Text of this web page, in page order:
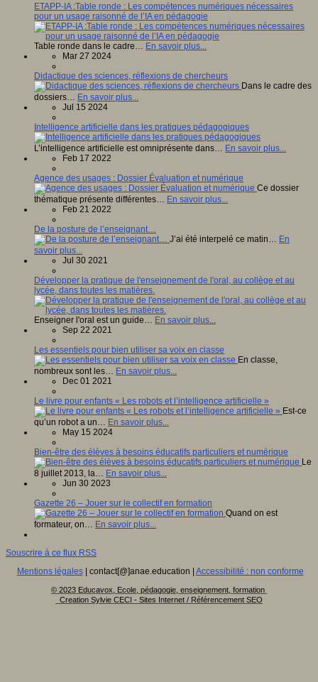
ETAPP-IA :Table ronde : Les compétences numériques nécessaires
pour un usage raisonné de l’IA en pédagogie
Table ronde dans le cadre… En savoir plus...
Mar 27 2024
Didactique des sciences, réflexions de chercheurs
Dans le cadre des
dossiers… En savoir plus...
Jul 15 2024
Intelligence artificielle dans les pratiques pédagogiques
L’intelligence artificielle est omniprésente dans… En savoir plus...
Feb 17 2022
Agence des usages : Dossier Évaluation et numérique
Ce dossier
thématique présente différentes… En savoir plus...
Feb 21 2022
De la posture de l’enseignant…
J’ai été interpelé ce matin… En
savoir plus...
Jul 30 2021
Développer la pratique de l'enseignement de l'oral, au collège et au
lycée, dans toutes les matières.
Enseigner l'oral est un guide… En savoir plus...
Sep 22 2021
Les essentiels pour bien utiliser sa voix en classe
En classe,
nombreux sont les… En savoir plus...
Dec 01 2021
Le livre pour enfants « Les robots et l’intelligence artificielle »
Est-ce
qu’un robot a un… En savoir plus...
May 15 2024
Bien-être des élèves à besoins éducatifs particuliers et numérique
Le
8 juillet 2013, la… En savoir plus...
Jun 30 2023
Gazette 26 – Jouer sur le collectif en formation
Quand on est
formateur, on… En savoir plus...
Souscrire à ce flux RSS
Mentions légales| contact[@]anae.education | Accessibilité : non conforme
© 2023 Educavox, Ecole, pédagogie, enseignement, formation
Creation Sylvie CECI - Sites Internet / Référencement SEO